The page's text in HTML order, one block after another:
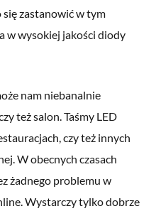
zastanowić w tym
w wysokiej jakości diody
nam niebanalnie
też salon. Taśmy LED
czy też innych
W obecnych czasach
żadnego problemu w
Wystarczy tylko dobrze